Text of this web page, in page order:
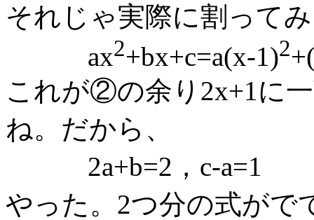
それじゃ実際に割って
ax2+bx+c=a(x-1)2
これが②の余り2x+1に
ね。だから、
2a+b=2，c-a=1
やった。2つ分の式がで